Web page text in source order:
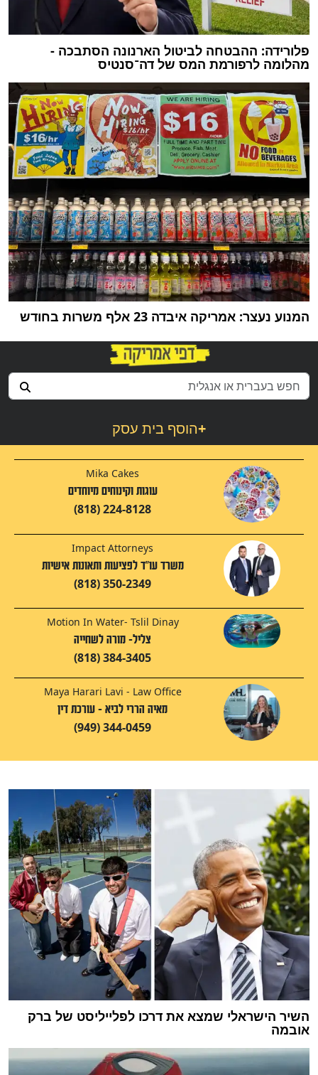
פלורידה: ההבטחה לביטול הארנונה הסתבכה -
מהלומה לרפורמת המס של דה־סנטיס
המנוע נעצר: אמריקה איבדה 23 אלף משרות בחודש
הוסף בית עסק+
Mika Cakes
עוגות וקינוחים מיוחדים
(818) 224-8128
Impact Attorneys
משרד עו"ד לפציעות ותאונות אישיות
(818) 350-2349
Motion In Water- Tslil Dinay
צליל- מורה לשחייה
(818) 384-3405
Maya Harari Lavi - Law Office
מאיה הררי לביא - עורכת דין
(949) 344-0459
השיר הישראלי שמצא את דרכו לפלייליסט של ברק
אובמה